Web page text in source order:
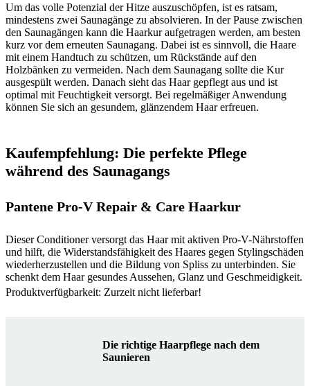
Um das volle Potenzial der Hitze auszuschöpfen, ist es ratsam,
mindestens zwei Saunagänge zu absolvieren. In der Pause zwischen
den Saunagängen kann die Haarkur aufgetragen werden, am besten
kurz vor dem erneuten Saunagang. Dabei ist es sinnvoll, die Haare
mit einem Handtuch zu schützen, um Rückstände auf den
Holzbänken zu vermeiden. Nach dem Saunagang sollte die Kur
ausgespült werden. Danach sieht das Haar gepflegt aus und ist
optimal mit Feuchtigkeit versorgt. Bei regelmäßiger Anwendung
können Sie sich an gesundem, glänzendem Haar erfreuen.
Kaufempfehlung: Die perfekte Pflege
während des Saunagangs
Pantene Pro-V Repair & Care Haarkur
Dieser Conditioner versorgt das Haar mit aktiven Pro-V-Nährstoffen
und hilft, die Widerstandsfähigkeit des Haares gegen Stylingschäden
wiederherzustellen und die Bildung von Spliss zu unterbinden. Sie
schenkt dem Haar gesundes Aussehen, Glanz und Geschmeidigkeit.
Produktverfügbarkeit: Zurzeit nicht lieferbar!
Die richtige Haarpflege nach dem
Saunieren